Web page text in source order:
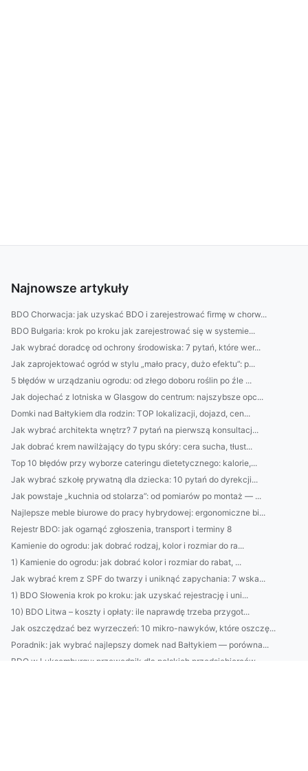
Najnowsze artykuły
BDO Chorwacja: jak uzyskać BDO i zarejestrować firmę w chorw...
BDO Bułgaria: krok po kroku jak zarejestrować się w systemie...
Jak wybrać doradcę od ochrony środowiska: 7 pytań, które wer...
Jak zaprojektować ogród w stylu „mało pracy, dużo efektu”: p...
5 błędów w urządzaniu ogrodu: od złego doboru roślin po źle ...
Jak dojechać z lotniska w Glasgow do centrum: najszybsze opc...
Domki nad Bałtykiem dla rodzin: TOP lokalizacji, dojazd, cen...
Jak wybrać architekta wnętrz? 7 pytań na pierwszą konsultacj...
Jak dobrać krem nawilżający do typu skóry: cera sucha, tłust...
Top 10 błędów przy wyborze cateringu dietetycznego: kalorie,...
Jak wybrać szkołę prywatną dla dziecka: 10 pytań do dyrekcji...
Jak powstaje „kuchnia od stolarza”: od pomiarów po montaż — ...
Najlepsze meble biurowe do pracy hybrydowej: ergonomiczne bi...
Rejestr BDO: jak ogarnąć zgłoszenia, transport i terminy 8
Kamienie do ogrodu: jak dobrać rodzaj, kolor i rozmiar do ra...
1) Kamienie do ogrodu: jak dobrać kolor i rozmiar do rabat, ...
Jak wybrać krem z SPF do twarzy i uniknąć zapychania: 7 wska...
1) BDO Słowenia krok po kroku: jak uzyskać rejestrację i uni...
10) BDO Litwa – koszty i opłaty: ile naprawdę trzeba przygot...
Jak oszczędzać bez wyrzeczeń: 10 mikro-nawyków, które oszczę...
Poradnik: jak wybrać najlepszy domek nad Bałtykiem — porówna...
BDO w Luksemburgu: przewodnik dla polskich przedsiębiorców, ...